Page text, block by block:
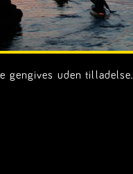
gengives uden tilladelse.